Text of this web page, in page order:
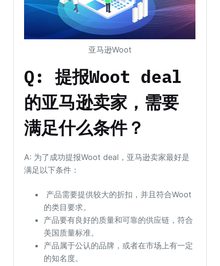
亚马逊Woot
Q: 提报Woot deal
的亚马逊卖家，需要
满足什么条件？
A: 为了成功提报Woot deal，亚马逊卖家最好是
满足以下条件：
产品需要提供较大的折扣，并且符合Woot
的类目要求。
产品要有良好的质量和可靠的供应链，符合
美国质量标准。
产品属于公认的品牌，或者在市场上有一定
的知名度。